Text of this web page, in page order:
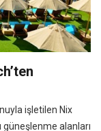
işletilen Nix
alanları